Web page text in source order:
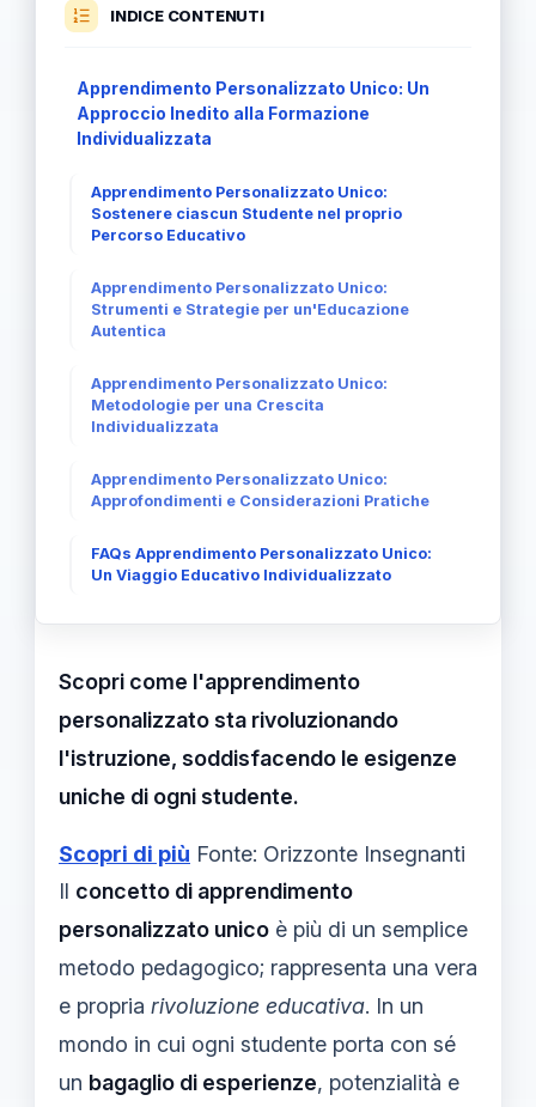
INDICE CONTENUTI
Apprendimento Personalizzato Unico: Un
Approccio Inedito alla Formazione
Individualizzata
Apprendimento Personalizzato Unico:
Sostenere ciascun Studente nel proprio
Percorso Educativo
Apprendimento Personalizzato Unico:
Strumenti e Strategie per un'Educazione
Autentica
Apprendimento Personalizzato Unico:
Metodologie per una Crescita
Individualizzata
Apprendimento Personalizzato Unico:
Approfondimenti e Considerazioni Pratiche
FAQs Apprendimento Personalizzato Unico:
Un Viaggio Educativo Individualizzato
Scopri come l'apprendimento
personalizzato sta rivoluzionando
l'istruzione, soddisfacendo le esigenze
uniche di ogni studente.
Scopri di più Fonte: Orizzonte Insegnanti
Il concetto di apprendimento
personalizzato unico è più di un semplice
metodo pedagogico; rappresenta una vera
e propria rivoluzione educativa. In un
mondo in cui ogni studente porta con sé
un bagaglio di esperienze, potenzialità e